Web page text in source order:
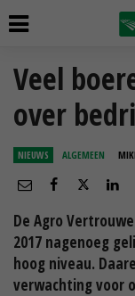
Veel
over
NIEUWS ALGEMEEN
De Agro
2017 nagenoeg
hoog niveau.
verwachting voor